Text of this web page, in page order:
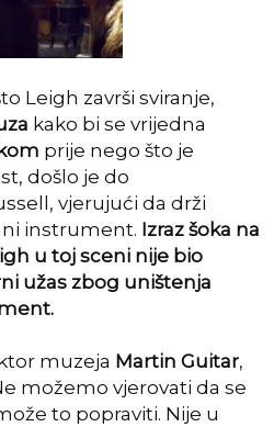
Leigh završi sviranje,
kako bi se vrijedna
prije nego što je
došlo je do
vjerujući da drži
instrument. Izraz šoka na
u toj sceni nije bio
užas zbog uništenja
muzeja Martin Guitar,
možemo vjerovati da se
to popraviti. Nije u